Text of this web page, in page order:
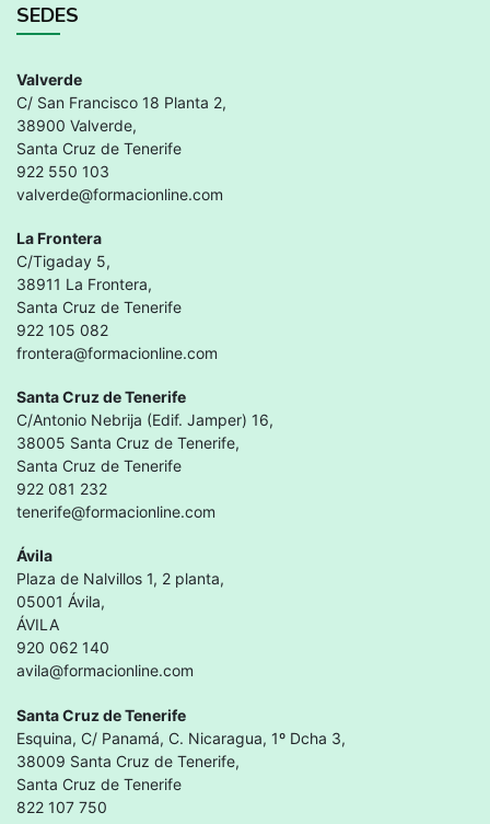
SEDES
Valverde
C/ San Francisco 18 Planta 2,
38900 Valverde,
Santa Cruz de Tenerife
922 550 103
valverde@formacionline.com
La Frontera
C/Tigaday 5,
38911 La Frontera,
Santa Cruz de Tenerife
922 105 082
frontera@formacionline.com
Santa Cruz de Tenerife
C/Antonio Nebrija (Edif. Jamper) 16,
38005 Santa Cruz de Tenerife,
Santa Cruz de Tenerife
922 081 232
tenerife@formacionline.com
Ávila
Plaza de Nalvillos 1, 2 planta,
05001 Ávila,
ÁVILA
920 062 140
avila@formacionline.com
Santa Cruz de Tenerife
Esquina, C/ Panamá, C. Nicaragua, 1º Dcha 3,
38009 Santa Cruz de Tenerife,
Santa Cruz de Tenerife
822 107 750